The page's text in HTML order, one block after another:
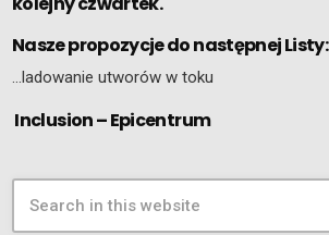
Nasze propozycje do następnej Listy:
…ladowanie utworów w toku
Inclusion – Epicentrum